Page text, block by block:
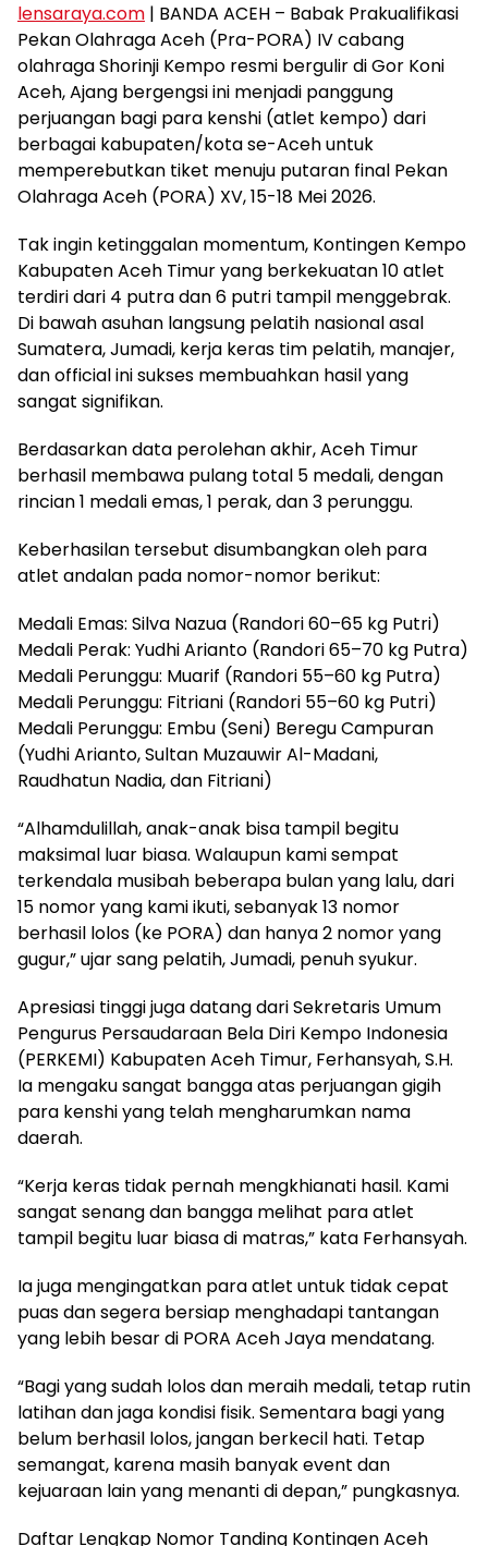
lensaraya.com | BANDA ACEH – Babak Prakualifikasi
Pekan Olahraga Aceh (Pra-PORA) IV cabang
olahraga Shorinji Kempo resmi bergulir di Gor Koni
Aceh, Ajang bergengsi ini menjadi panggung
perjuangan bagi para kenshi (atlet kempo) dari
berbagai kabupaten/kota se-Aceh untuk
memperebutkan tiket menuju putaran final Pekan
Olahraga Aceh (PORA) XV, 15-18 Mei 2026.
Tak ingin ketinggalan momentum, Kontingen Kempo
Kabupaten Aceh Timur yang berkekuatan 10 atlet
terdiri dari 4 putra dan 6 putri tampil menggebrak.
Di bawah asuhan langsung pelatih nasional asal
Sumatera, Jumadi, kerja keras tim pelatih, manajer,
dan official ini sukses membuahkan hasil yang
sangat signifikan.
Berdasarkan data perolehan akhir, Aceh Timur
berhasil membawa pulang total 5 medali, dengan
rincian 1 medali emas, 1 perak, dan 3 perunggu.
Keberhasilan tersebut disumbangkan oleh para
atlet andalan pada nomor-nomor berikut:
Medali Emas: Silva Nazua (Randori 60–65 kg Putri)
Medali Perak: Yudhi Arianto (Randori 65–70 kg Putra)
Medali Perunggu: Muarif (Randori 55–60 kg Putra)
Medali Perunggu: Fitriani (Randori 55–60 kg Putri)
Medali Perunggu: Embu (Seni) Beregu Campuran
(Yudhi Arianto, Sultan Muzauwir Al-Madani,
Raudhatun Nadia, dan Fitriani)
“Alhamdulillah, anak-anak bisa tampil begitu
maksimal luar biasa. Walaupun kami sempat
terkendala musibah beberapa bulan yang lalu, dari
15 nomor yang kami ikuti, sebanyak 13 nomor
berhasil lolos (ke PORA) dan hanya 2 nomor yang
gugur,” ujar sang pelatih, Jumadi, penuh syukur.
Apresiasi tinggi juga datang dari Sekretaris Umum
Pengurus Persaudaraan Bela Diri Kempo Indonesia
(PERKEMI) Kabupaten Aceh Timur, Ferhansyah, S.H.
Ia mengaku sangat bangga atas perjuangan gigih
para kenshi yang telah mengharumkan nama
daerah.
“Kerja keras tidak pernah mengkhianati hasil. Kami
sangat senang dan bangga melihat para atlet
tampil begitu luar biasa di matras,” kata Ferhansyah.
Ia juga mengingatkan para atlet untuk tidak cepat
puas dan segera bersiap menghadapi tantangan
yang lebih besar di PORA Aceh Jaya mendatang.
“Bagi yang sudah lolos dan meraih medali, tetap rutin
latihan dan jaga kondisi fisik. Sementara bagi yang
belum berhasil lolos, jangan berkecil hati. Tetap
semangat, karena masih banyak event dan
kejuaraan lain yang menanti di depan,” pungkasnya.
Daftar Lengkap Nomor Tanding Kontingen Aceh